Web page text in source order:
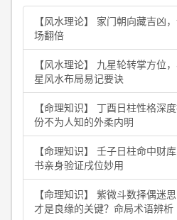
【风水理论】 家门朝向藏吉凶
场翻倍
【风水理论】 九星轮转掌方位
星风水布局易记要诀
【命理知识】 丁酉日柱性格深
份不为人知的外柔内明
【命理知识】 壬子日柱命中财
书亲身验证戌位妙用
【命理知识】 紫微斗数择偶迷
才是良缘的关键？命局术语辨析